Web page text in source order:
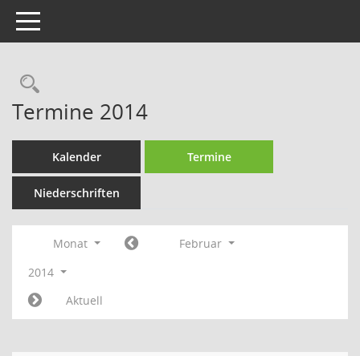
Toggle navigation
Rechercheauswahl
Termine 2014
Kalender Termine
Niederschriften
Monat
Februar
2014
Aktuell